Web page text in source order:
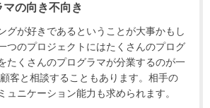
の向き不向き
グが好きであるということが大事かもし
つのプロジェクトにはたくさんのプログ
たくさんのプログラマが分業するのが一
客と相談することもあります。相手の
ュニケーション能力も求められます。